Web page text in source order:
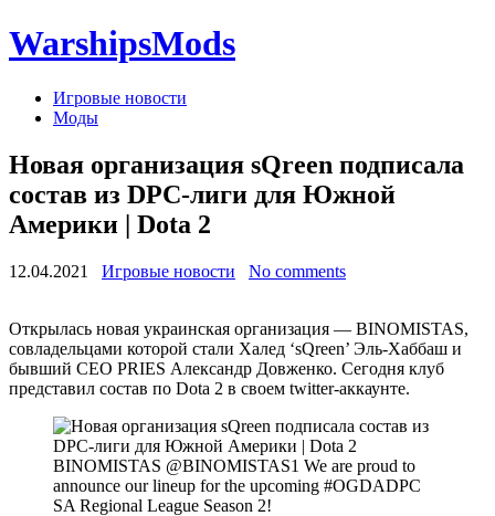
WarshipsMods
Игровые новости
Моды
Новая организация sQreen подписала
состав из DPC-лиги для Южной
Америки | Dota 2
12.04.2021 Игровые новости No comments
Открылась новая украинская организация — BINOMISTAS,
совладельцами которой стали Халед ‘sQreen’ Эль-Хаббаш и
бывший СЕО PRIES Александр Довженко. Сегодня клуб
представил состав по Dota 2 в своем twitter-аккаунте.
BINOMISTAS @BINOMISTAS1 We are proud to
announce our lineup for the upcoming #OGDADPC
SA Regional League Season 2!